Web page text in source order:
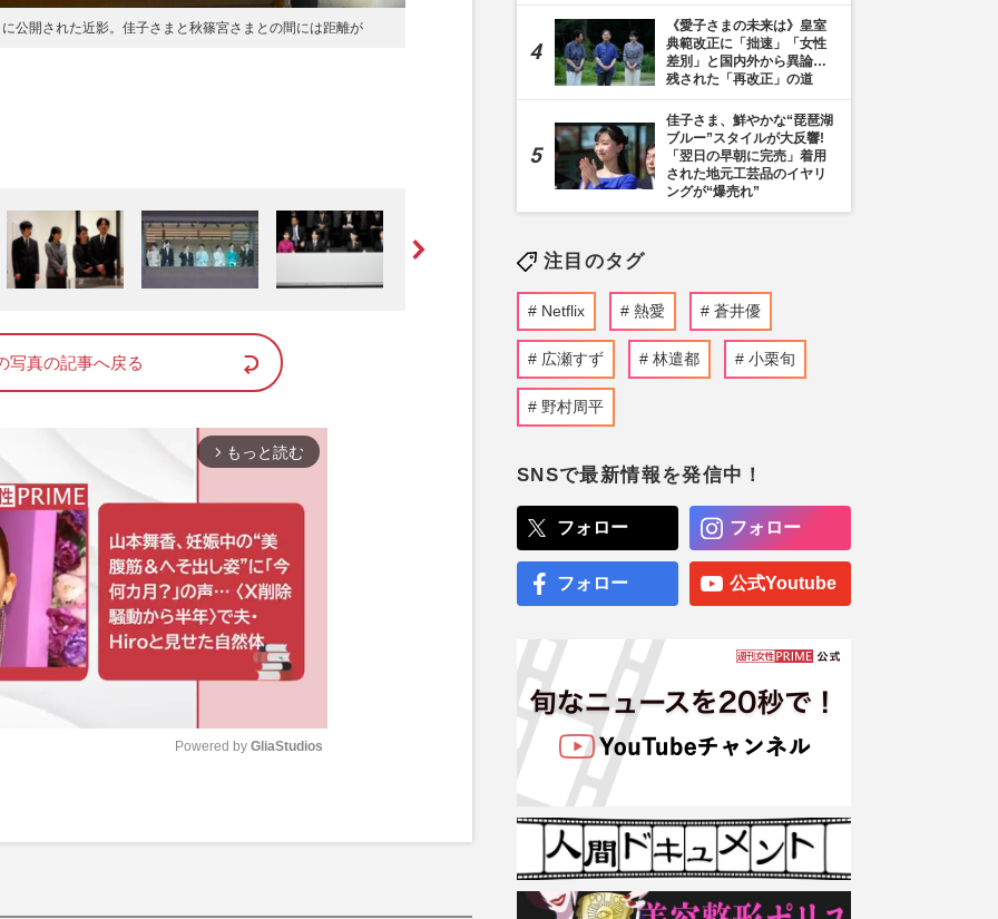
公開された近影。佳子さまと秋篠宮さまとの間には距離が [写真 2/27枚目] 今回は悠仁さまと”姉弟”そろってのご公務の佳子さま。お二人で説明を傾聴され
写真の記事へ戻る
arrow_forward_ios もっと読む
u
Powered by GliaStudios
《愛子さまの未来は》皇室
典範改正に「拙速」「女性
差別」と国内外から異論…
残された「再改正」の道
佳子さま、鮮やかな“琵琶湖
ブルー”スタイルが大反響!
「翌日の早朝に完売」着用
された地元工芸品のイヤリ
ングが“爆売れ”
注目のタグ
Netflix 熱愛 蒼井優
広瀬すず 林遣都 小栗旬
野村周平
SNSで最新情報を発信中！
フォロー フォロー
フォロー 公式Youtube